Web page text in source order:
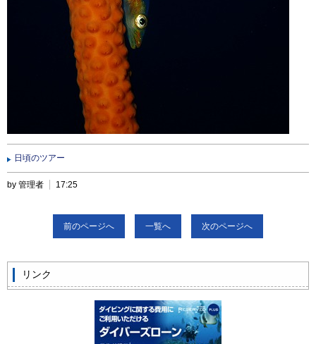
日頃のツアー
by 管理者 17:25
前のページへ 一覧へ 次のページへ
リンク